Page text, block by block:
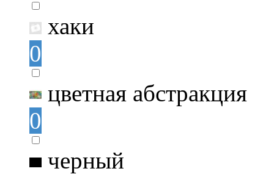
хаки
0
цветная абстракция
0
черный